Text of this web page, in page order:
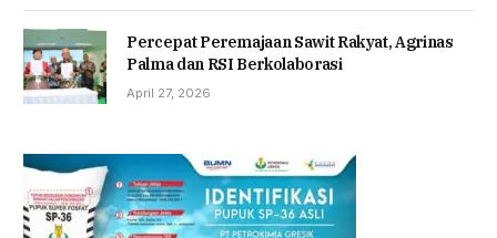
Percepat Peremajaan Sawit Rakyat, Agrinas
Palma dan RSI Berkolaborasi
April 27, 2026